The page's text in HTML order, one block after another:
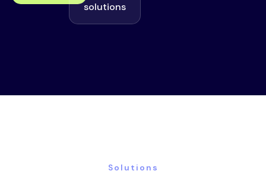
solutions
Solutions